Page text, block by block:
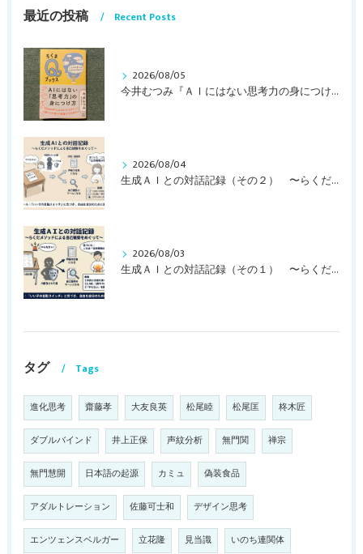
最近の投稿 Recent Posts
2026/08/05
今井むつみ『ＡＩにはない思考力の身につけ方 ことばの学びはなぜ大切なのか？』
2026/08/04
生成ＡＩとの対話記録（その２） 〜らくだメソッドによる自己観察をめぐって〜
2026/08/03
生成ＡＩとの対話記録（その１） 〜らくだメソッドによる自己観察をめぐって〜
タグ Tags
進化思考 齋藤孝 大友良英 松尾睦 松尾匡 柊木匠
ダブルバインド 井上正保 声紋分析 無門関 禅宗
無門慧開 日本語の起源 カミュ 偽装食品
アダルトレーション 佐藤可士和 デザイン思考
エンツェンスベルガー 立花隆 見当識 いのち連関体